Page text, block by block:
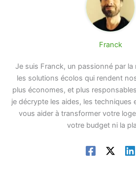
Franck
Je suis Franck, un passionné par
les solutions écolos qui rendent
plus économes, et plus
je décrypte les aides, les techniques
vous aider à transformer votre
votre budget ni la